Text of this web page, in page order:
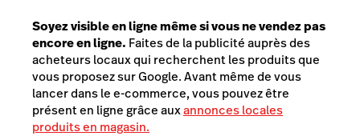
Soyez visible en ligne même si vous ne vendez pas
encore en ligne. Faites de la publicité auprès des
acheteurs locaux qui recherchent les produits que
vous proposez sur Google. Avant même de vous
lancer dans le e-commerce, vous pouvez être
présent en ligne grâce auxannonces locales
produits en magasin.